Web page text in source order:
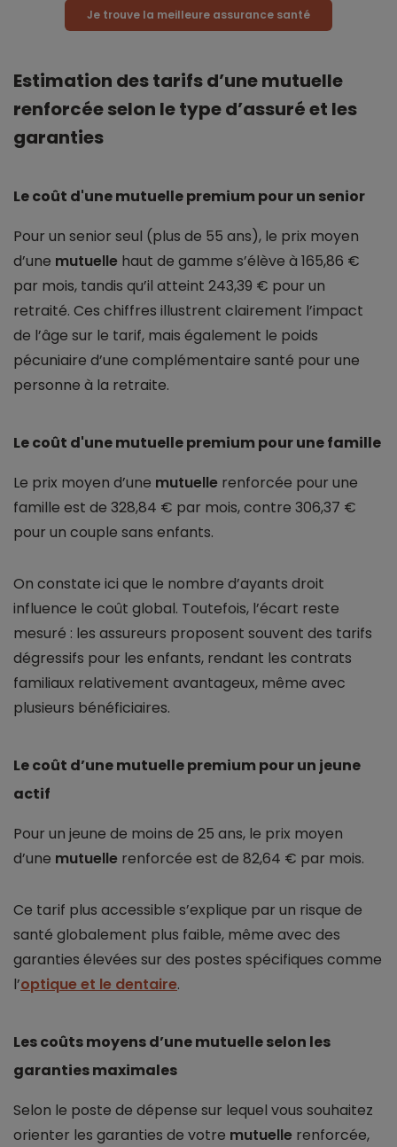
Je trouve la meilleure assurance santé
Estimation des tarifs d’une mutuelle
renforcée selon le type d’assuré et les
garanties
Le coût d'une mutuelle premium pour un senior
Pour un senior seul (plus de 55 ans), le prix moyen
d’une mutuelle haut de gamme s’élève à 165,86 €
par mois, tandis qu’il atteint 243,39 € pour un
retraité. Ces chiffres illustrent clairement l’impact
de l’âge sur le tarif, mais également le poids
pécuniaire d’une complémentaire santé pour une
personne à la retraite.
Le coût d'une mutuelle premium pour une famille
Le prix moyen d’une mutuelle renforcée pour une
famille est de 328,84 € par mois, contre 306,37 €
pour un couple sans enfants.
On constate ici que le nombre d’ayants droit
influence le coût global. Toutefois, l’écart reste
mesuré : les assureurs proposent souvent des tarifs
dégressifs pour les enfants, rendant les contrats
familiaux relativement avantageux, même avec
plusieurs bénéficiaires.
Le coût d’une mutuelle premium pour un jeune
actif
Pour un jeune de moins de 25 ans, le prix moyen
d’une mutuelle renforcée est de 82,64 € par mois.
Ce tarif plus accessible s’explique par un risque de
santé globalement plus faible, même avec des
garanties élevées sur des postes spécifiques comme
l’optique et le dentaire.
Les coûts moyens d’une mutuelle selon les
garanties maximales
Selon le poste de dépense sur lequel vous souhaitez
orienter les garanties de votre mutuelle renforcée,